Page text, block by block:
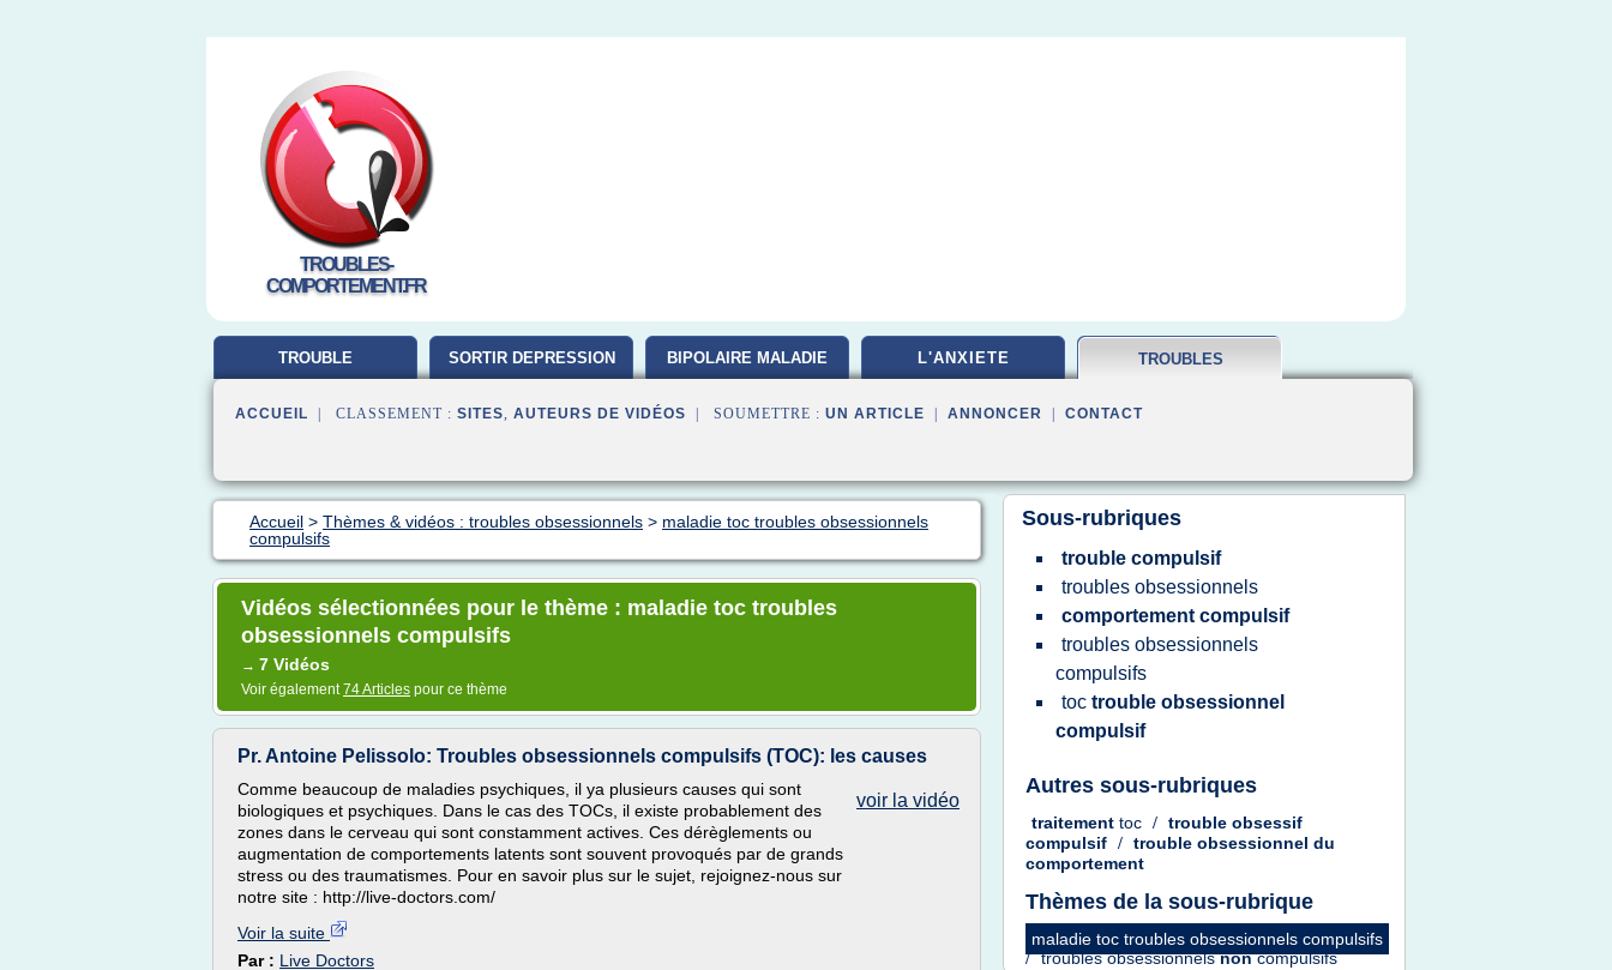
TROUBLES-
COMPORTEMENT.FR
TROUBLE SORTIR DEPRESSION BIPOLAIRE MALADIE L'ANXIETE TROUBLES
ACCUEIL | CLASSEMENT : SITES, AUTEURS DE VIDÉOS | SOUMETTRE : UN ARTICLE ANNONCER CONTACT
Accueil > Thèmes & vidéos : troubles obsessionnels > maladie toc troubles obsessionnels
compulsifs
Vidéos sélectionnées pour le thème : maladie toc troubles
obsessionnels compulsifs
→ 7 Vidéos
Voir également74 Articles pour ce thème
Pr. Antoine Pelissolo: Troubles obsessionnels compulsifs (TOC): les causes
voir la vidéo
Comme beaucoup de maladies psychiques, il ya plusieurs causes qui sont
biologiques et psychiques. Dans le cas des TOCs, il existe probablement des
zones dans le cerveau qui sont constamment actives. Ces dérèglements ou
augmentation de comportements latents sont souvent provoqués par de grands
stress ou des traumatismes. Pour en savoir plus sur le sujet, rejoignez-nous sur
notre site : http://live-doctors.com/
Voir la suite
Par : Live Doctors
Sous-rubriques
trouble compulsif
troubles obsessionnels
comportement compulsif
troubles obsessionnels
compulsifs
toc trouble obsessionnel
compulsif
Autres sous-rubriques
traitement toc / trouble obsessif
compulsif / trouble obsessionnel du
comportement
Thèmes de la sous-rubrique
maladie toc troubles obsessionnels compulsifs
/ troubles obsessionnelsnoncompulsifs